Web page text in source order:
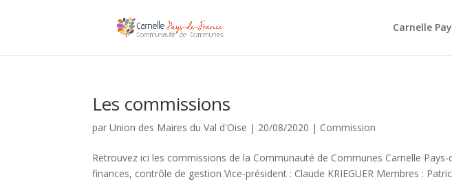
Carnelle
Les commissions
parUnion des Maires du Val d'Oise | 20/08/2020 | Commission
Retrouvez ici les commissions de la Communauté de Communes Carnelle
finances, contrôle de gestion Vice-président : Claude KRIEGUER Membres :